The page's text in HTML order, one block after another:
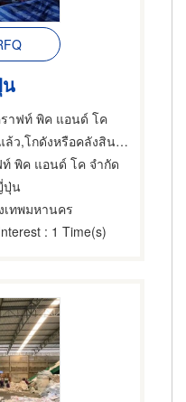
าฟท์ พิค แอนด์ โค
งหรือคลังสินค้า,ขายส่งเสื้อผ้า
พิค แอนด์ โค จำกัด
ปุ่น
เทพมหานคร
: 1 Time(s)